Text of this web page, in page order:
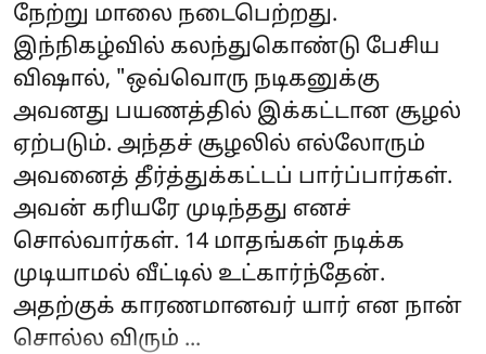
நேற்று மாலை நடைபெற்றது.
இந்நிகழ்வில் கலந்துகொண்டு பேசிய
விஷால், "ஒவ்வொரு நடிகனுக்கு
அவனது பயணத்தில் இக்கட்டான சூழல்
ஏற்படும். அந்தச் சூழலில் எல்லோரும்
அவனைத் தீர்த்துக்கட்டப் பார்ப்பார்கள்.
அவன் கரியரே முடிந்தது எனச்
சொல்வார்கள். 14 மாதங்கள் நடிக்க
முடியாமல் வீட்டில் உட்கார்ந்தேன்.
அதற்குக் காரணமானவர் யார் என நான்
சொல்ல விரும் ...